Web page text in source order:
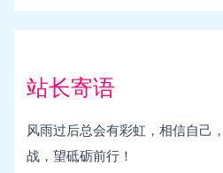
站长寄语
风雨过后总会有彩虹，相信自己
战，望砥砺前行！